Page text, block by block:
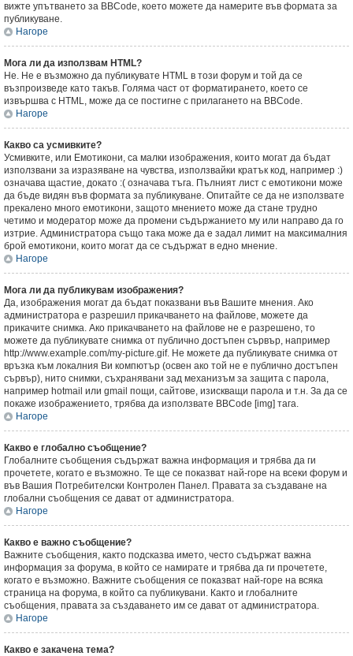
вижте упътването за BBCode, което можете да намерите във формата за
публикуване.
Нагоре
Мога ли да използвам HTML?
Не. Не е възможно да публикувате HTML в този форум и той да се
възпроизведе като такъв. Голяма част от форматирането, което се
извършва с HTML, може да се постигне с прилагането на BBCode.
Нагоре
Какво са усмивките?
Усмивките, или Емотикони, са малки изображения, които могат да бъдат
използвани за изразяване на чувства, използвайки кратък код, например :)
означава щастие, докато :( означава тъга. Пълният лист с емотикони може
да бъде видян във формата за публикуване. Опитайте се да не използвате
прекалено много емотикони, защото мнението може да стане трудно
четимо и модератор може да промени съдържанието му или направо да го
изтрие. Администратора също така може да е задал лимит на максималния
брой емотикони, които могат да се съдържат в едно мнение.
Нагоре
Мога ли да публикувам изображения?
Да, изображения могат да бъдат показвани във Вашите мнения. Ако
администратора е разрешил прикачването на файлове, можете да
прикачите снимка. Ако прикачването на файлове не е разрешено, то
можете да публикувате снимка от публично достъпен сървър, например
http://www.example.com/my-picture.gif. Не можете да публикувате снимка от
връзка към локалния Ви компютър (освен ако той не е публично достъпен
сървър), нито снимки, съхранявани зад механизъм за защита с парола,
например hotmail или gmail пощи, сайтове, изискващи парола и т.н. За да се
покаже изображението, трябва да използвате BBCode [img] тага.
Нагоре
Какво е глобално съобщение?
Глобалните съобщения съдържат важна информация и трябва да ги
прочетете, когато е възможно. Те ще се показват най-горе на всеки форум и
във Вашия Потребителски Контролен Панел. Правата за създаване на
глобални съобщения се дават от администратора.
Нагоре
Какво е важно съобщение?
Важните съобщения, както подсказва името, често съдържат важна
информация за форума, в който се намирате и трябва да ги прочетете,
когато е възможно. Важните съобщения се показват най-горе на всяка
страница на форума, в който са публикувани. Както и глобалните
съобщения, правата за създаването им се дават от администратора.
Нагоре
Какво е закачена тема?